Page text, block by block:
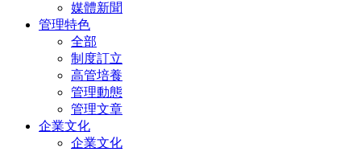
媒體新聞
管理特色
全部
制度訂立
高管培養
管理動態
管理文章
企業文化
企業文化